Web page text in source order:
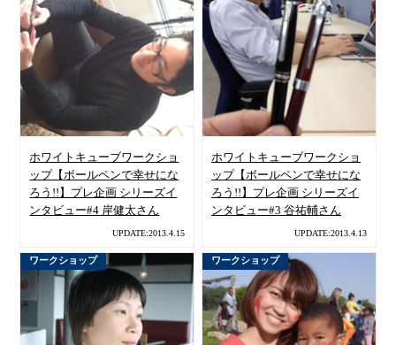
ホワイトキューブワークショ
ップ【ボールペンで幸せにな
ろう!!】プレ企画 シリーズイ
ンタビュー#4 岸健太さん
UPDATE:2013.4.15
ホワイトキューブワークショ
ップ【ボールペンで幸せにな
ろう!!】プレ企画 シリーズイ
ンタビュー#3 谷祐輔さん
UPDATE:2013.4.13
ワークショップ ワークショップ